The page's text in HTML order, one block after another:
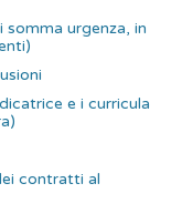
urgenza, in
e i curricula
contratti al